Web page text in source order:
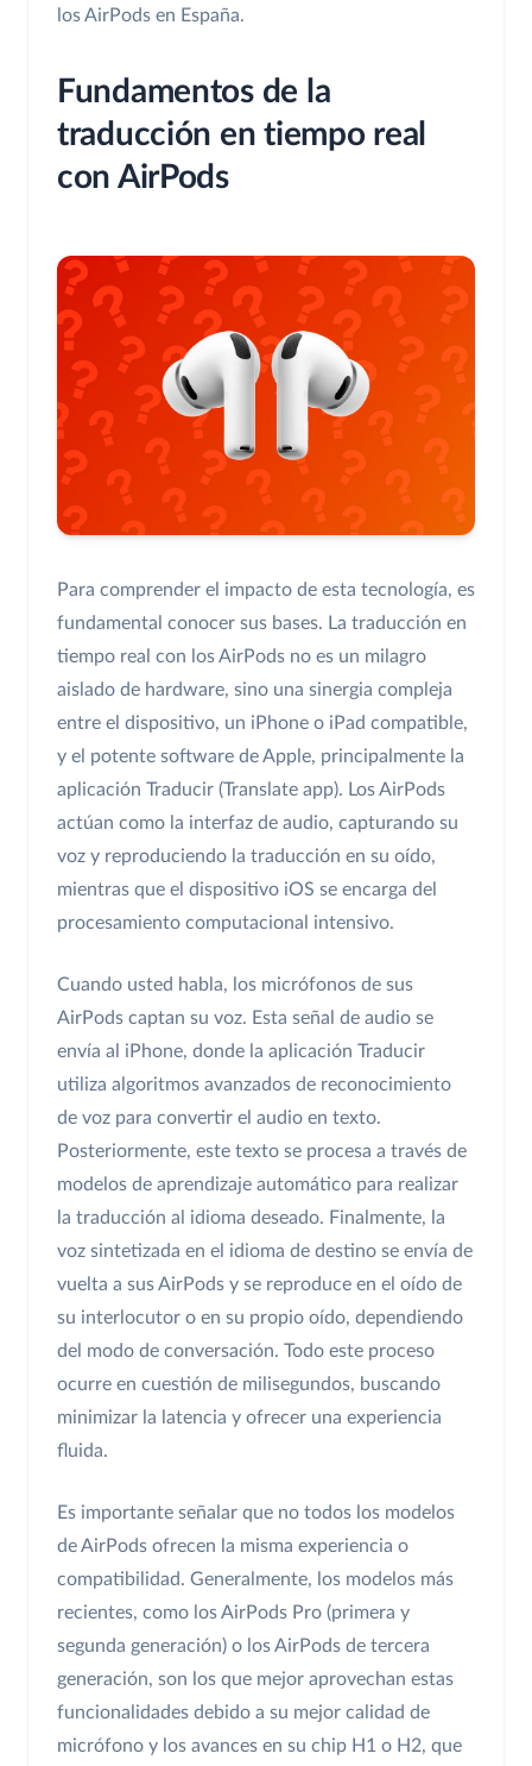
los AirPods en España.
Fundamentos de la
traducción en tiempo real
con AirPods
Para comprender el impacto de esta tecnología, es
fundamental conocer sus bases. La traducción en
tiempo real con los AirPods no es un milagro
aislado de hardware, sino una sinergia compleja
entre el dispositivo, un iPhone o iPad compatible,
y el potente software de Apple, principalmente la
aplicación Traducir (Translate app). Los AirPods
actúan como la interfaz de audio, capturando su
voz y reproduciendo la traducción en su oído,
mientras que el dispositivo iOS se encarga del
procesamiento computacional intensivo.
Cuando usted habla, los micrófonos de sus
AirPods captan su voz. Esta señal de audio se
envía al iPhone, donde la aplicación Traducir
utiliza algoritmos avanzados de reconocimiento
de voz para convertir el audio en texto.
Posteriormente, este texto se procesa a través de
modelos de aprendizaje automático para realizar
la traducción al idioma deseado. Finalmente, la
voz sintetizada en el idioma de destino se envía de
vuelta a sus AirPods y se reproduce en el oído de
su interlocutor o en su propio oído, dependiendo
del modo de conversación. Todo este proceso
ocurre en cuestión de milisegundos, buscando
minimizar la latencia y ofrecer una experiencia
fluida.
Es importante señalar que no todos los modelos
de AirPods ofrecen la misma experiencia o
compatibilidad. Generalmente, los modelos más
recientes, como los AirPods Pro (primera y
segunda generación) o los AirPods de tercera
generación, son los que mejor aprovechan estas
funcionalidades debido a su mejor calidad de
micrófono y los avances en su chip H1 o H2, que